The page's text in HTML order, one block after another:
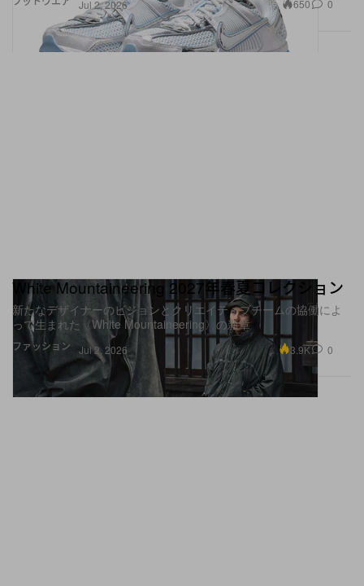
Jul 2, 2026 650 0
ファッション
White Mountaineering 2027年春夏コレクション
新たなデザイナーのビジョンとクリエイティブチームの協働によ
って生まれた〈White Mountaineering〉の新章
Jul 2, 2026 3.9K 0